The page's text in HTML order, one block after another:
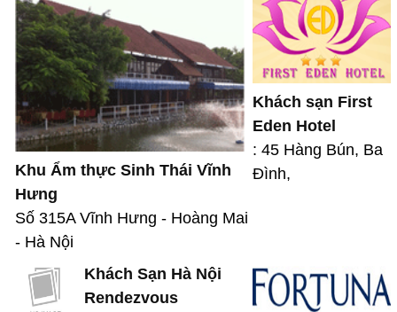
Khu Ẩm thực Sinh Thái Vĩnh
Hưng
Số 315A Vĩnh Hưng - Hoàng Mai
- Hà Nội
Khách sạn First
Eden Hotel
: 45 Hàng Bún, Ba
Đình,
Khách Sạn Hà Nội
Rendezvous